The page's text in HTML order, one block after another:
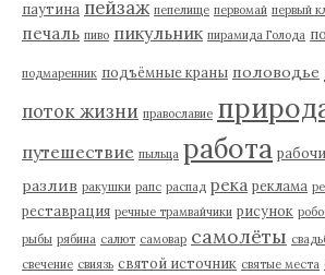
паутина пейзаж пепелище первомай первый
печаль пиво пикульник пирамида Голода
подмаренник подъёмные краны половодье
поток жизни православие
путешествие пыльца работа
разлив ракушки рапс распад река реклама
реставрация речные трамвайчики рисунок
рыбы рябина салют самовар самолёты
свечение свиязь святой источник святые места